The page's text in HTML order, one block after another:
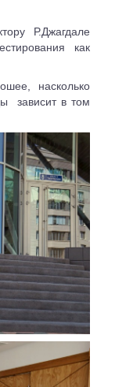
Р.Джагдале
как
насколько
зависит в том